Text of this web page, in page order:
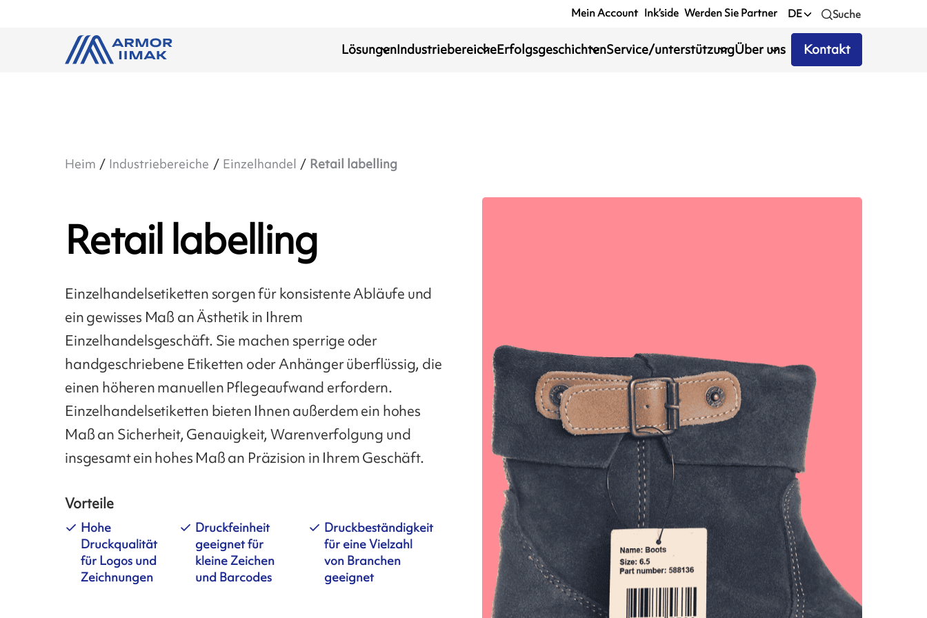
Mein Account Ink’side Werden Sie Partner DE Suche
LösungenIndustriebereicheErfolgsgeschichtenService/unterstützungÜber uns Kontakt
Heim Industriebereiche Einzelhandel Retail labelling
Retail labelling
Einzelhandelsetiketten sorgen für konsistente Abläufe und
ein gewisses Maß an Ästhetik in Ihrem
Einzelhandelsgeschäft. Sie machen sperrige oder
handgeschriebene Etiketten oder Anhänger überflüssig, die
einen höheren manuellen Pflegeaufwand erfordern.
Einzelhandelsetiketten bieten Ihnen außerdem ein hohes
Maß an Sicherheit, Genauigkeit, Warenverfolgung und
insgesamt ein hohes Maß an Präzision in Ihrem Geschäft.
Vorteile
Hohe
Druckqualität
für Logos und
Zeichnungen
Druckfeinheit
geeignet für
kleine Zeichen
und Barcodes
Druckbeständigkeit
für eine Vielzahl
von Branchen
geeignet